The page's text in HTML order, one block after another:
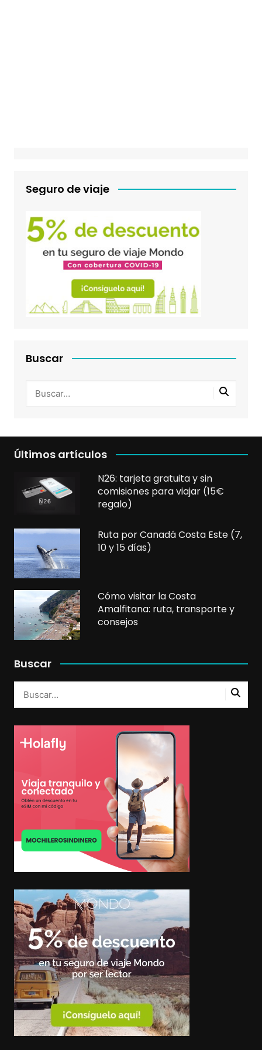
Seguro de viaje
Buscar
Últimos artículos
N26: tarjeta gratuita y sin
comisiones para viajar (15€
regalo)
Ruta por Canadá Costa Este (7,
10 y 15 días)
Cómo visitar la Costa
Amalfitana: ruta, transporte y
consejos
Buscar